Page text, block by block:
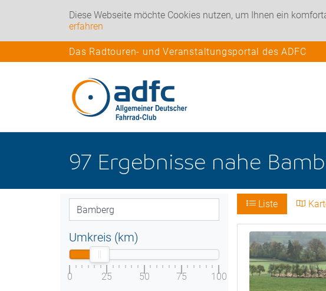
Diese Webseite möchte Cookies nutzen, um Ihnen ein
erfahren
Das Radtouren- und Veranstaltungsportal des ADFC
97 Ergebnisse nahe
Umkreis (km)
0 25 50 75 100
Liste